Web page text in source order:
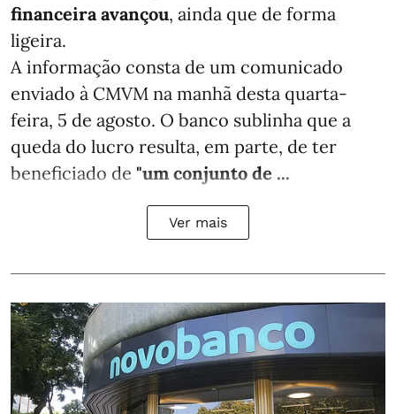
financeira avançou, ainda que de forma
ligeira.
A informação consta de um comunicado
enviado à CMVM na manhã desta quarta-
feira, 5 de agosto. O banco sublinha que a
queda do lucro resulta, em parte, de ter
beneficiado de "um conjunto de ...
Ver mais